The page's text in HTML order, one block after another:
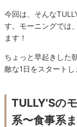
今回は、そんな
す。モーニングでは
ます！
ちょっと早起きした
敵な1日をスタートし
TULLY'Sの
系〜食事系